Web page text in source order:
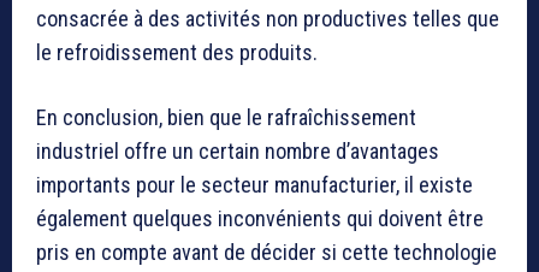
consacrée à des activités non productives telles que
le refroidissement des produits.
En conclusion, bien que le rafraîchissement
industriel offre un certain nombre d’avantages
importants pour le secteur manufacturier, il existe
également quelques inconvénients qui doivent être
pris en compte avant de décider si cette technologie